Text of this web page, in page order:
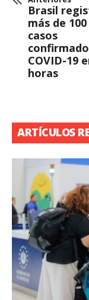
Brasil
más de
casos
COVID-19
horas
ARTÍCULOS